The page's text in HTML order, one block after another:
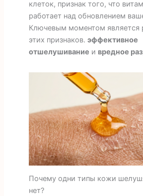
клеток, признак того, что
работает над обновлением
Ключевым моментом является
этих признаков. эффективное
отшелушивание и вредное
Почему одни типы кожи
нет?